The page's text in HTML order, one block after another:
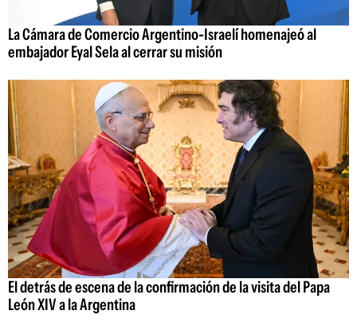
La Cámara de Comercio Argentino-Israelí homenajeó al
embajador Eyal Sela al cerrar su misión
El detrás de escena de la confirmación de la visita del Papa
León XIV a la Argentina